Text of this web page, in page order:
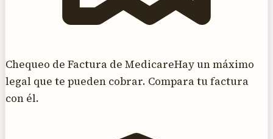
Chequeo de Factura de MedicareHay un máximo
legal que te pueden cobrar. Compara tu factura
con él.